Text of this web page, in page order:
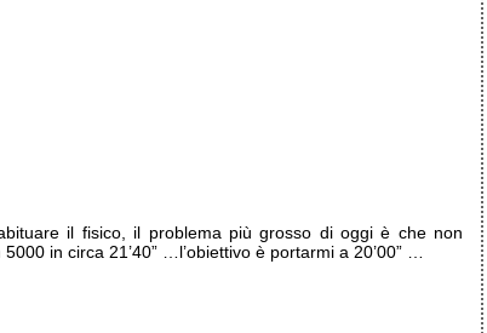
il fisico, il problema più grosso di oggi è che non
in circa 21’40” …l’obiettivo è portarmi a 20’00” …